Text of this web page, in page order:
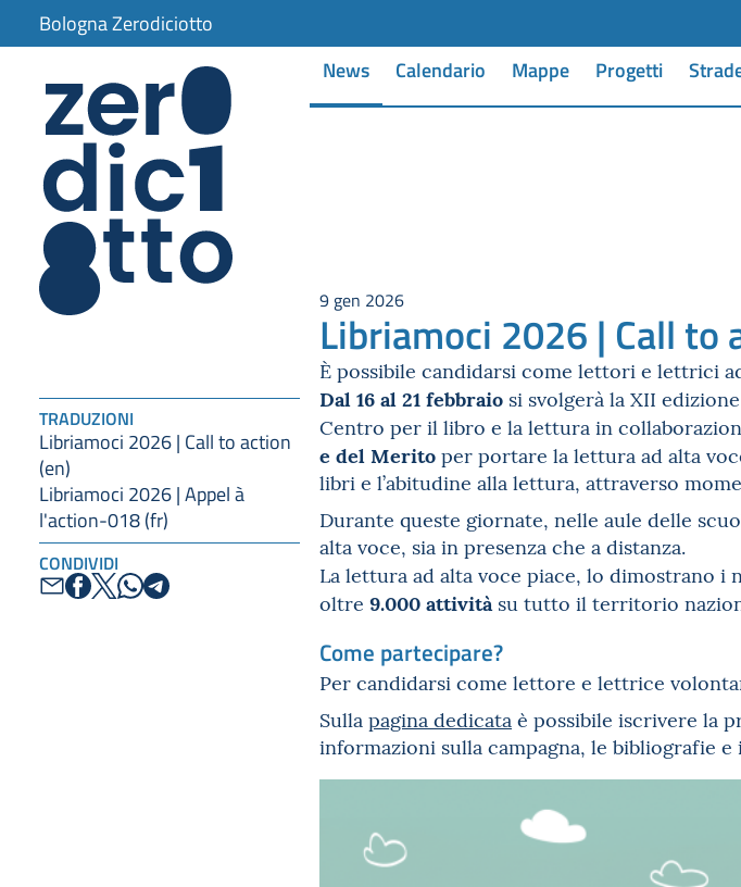
Bologna Zerodiciotto
News Calendario Mappe Progetti
TRADUZIONI
Libriamoci 2026 | Call to action
(en)
Libriamoci 2026 | Appel à
l'action-018 (fr)
CONDIVIDI
9 gen 2026
Libriamoci 2026 | Call to
È possibile candidarsi come lettori e lettrici
Dal 16 al 21 febbraio si svolgerà la XII
Centro per il libro e la lettura in
e del Merito per portare la lettura ad alta
libri e l’abitudine alla lettura, attraverso
Durante queste giornate, nelle aule delle
alta voce, sia in presenza che a distanza.
La lettura ad alta voce piace, lo dimostrano i
oltre 9.000 attivitàsu tutto il territorio
Come partecipare?
Per candidarsi come lettore e lettrice
Sulla pagina dedicata è possibile iscrivere la
informazioni sulla campagna, le bibliografie